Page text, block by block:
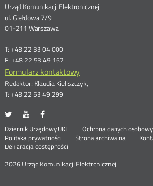
Dane
kontaktowe
Urząd Komunikacji Elektronicznej
ul. Giełdowa 7/9
01-211 Warszawa
T: +48 22 33 04 000
F: +48 22 53 49 162
Formularz kontaktowy
Redaktor: Klaudia Kieliszczyk,
T: +48 22 53 49 299
UKE
portalu
Twitter
Otwórz
nowym
oknie
UKE
portalu
Youtube
Otwórz
nowym
oknie
portalu
Facebook
nowym
oknie
Stopka
menu
Dziennik Urzędowy UKE Otwórz
Ochrona danych
Polityka prywatności
Otwórz
w
oknie
Strona archiwalna
Deklaracja dostępności
2026 Urząd Komunikacji Elektronicznej